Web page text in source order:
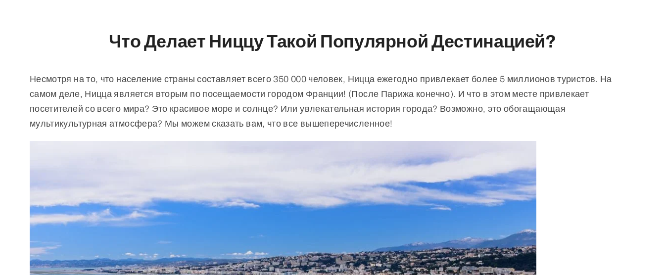
Что Делает Ниццу Такой Популярной Дестинацией?
Несмотря на то, что население страны составляет всего 350 000 человек, Ницца ежегодно привлекает более 5 миллионов туристов. На
самом деле, Ницца является вторым по посещаемости городом Франции! (После Парижа конечно). И что в этом месте привлекает
посетителей со всего мира? Это красивое море и солнце? Или увлекательная история города? Возможно, это обогащающая
мультикультурная атмосфера? Мы можем сказать вам, что все вышеперечисленное!